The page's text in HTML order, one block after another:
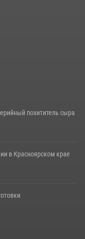
похититель сыра
в Красноярском крае